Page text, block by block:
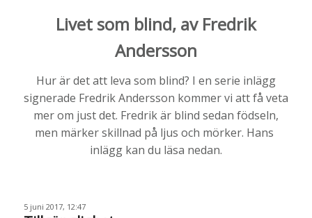
Livet som blind, av Fredrik
Andersson
Hur är det att leva som blind? I en serie inlägg
signerade Fredrik Andersson kommer vi att få veta
mer om just det. Fredrik är blind sedan födseln,
men märker skillnad på ljus och mörker. Hans
inlägg kan du läsa nedan.
5 juni 2017, 12:47